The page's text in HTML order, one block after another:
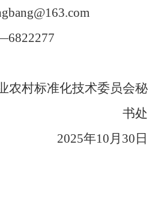
农村标准化技术委员会秘
书处
2025年10月30日